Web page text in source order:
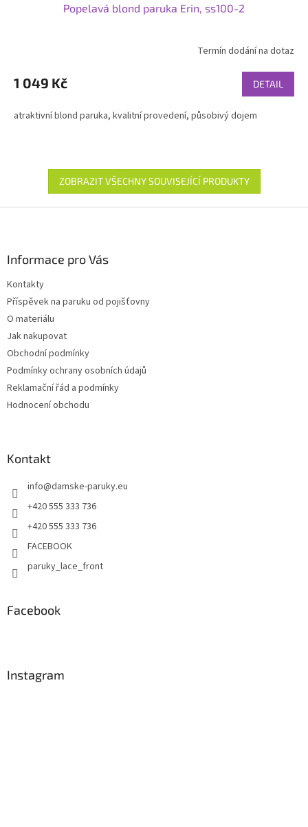
Popelavá blond paruka Erin, ss100-2
Termín dodání na dotaz
1 049 Kč DETAIL
atraktivní blond paruka, kvalitní provedení, působivý dojem
ZOBRAZIT VŠECHNY SOUVISEJÍCÍ PRODUKTY
Informace pro Vás
Kontakty
Příspěvek na paruku od pojišťovny
O materiálu
Jak nakupovat
Obchodní podmínky
Podmínky ochrany osobních údajů
Reklamační řád a podmínky
Hodnocení obchodu
Kontakt
info@damske-paruky.eu
+420 555 333 736
+420 555 333 736
FACEBOOK
paruky_lace_front
Facebook
Instagram